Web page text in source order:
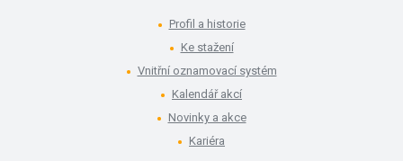
Profil a historie
Ke stažení
Vnitřní oznamovací systém
Kalendář akcí
Novinky a akce
Kariéra